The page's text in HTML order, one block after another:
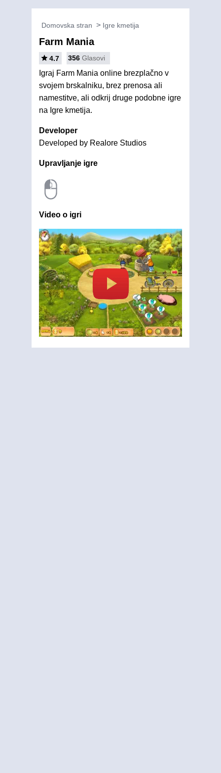
Domovska stran Igre kmetija
Farm Mania
4.7 356 Glasovi
Igraj Farm Mania online brezplačno v
svojem brskalniku, brez prenosa ali
namestitve, ali odkrij druge podobne igre
na Igre kmetija.
Developer
Developed by Realore Studios
Upravljanje igre
Video o igri